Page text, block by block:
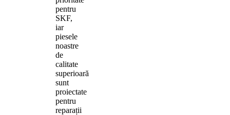
pentru
SKF,
iar
piesele
noastre
de
calitate
superioară
sunt
proiectate
pentru
reparații